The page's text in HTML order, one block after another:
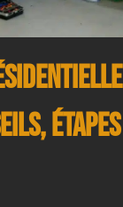
Étapes